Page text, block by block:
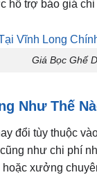
hỗ trợ báo giá
Giá Bọc Ghế
Như Thế
đổi tùy thuộc
như chi phí
xưởng